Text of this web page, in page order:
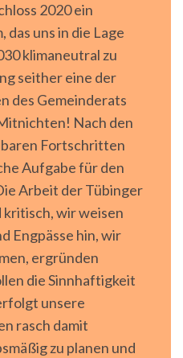
2020 ein
das uns in die Lage
klimaneutral zu
seither eine der
des Gemeinderats
Nach den
Fortschritten
Aufgabe für den
Arbeit der Tübinger
wir weisen
Engpässe hin, wir
ergründen
die Sinnhaftigkeit
unsere
rasch damit
zu planen und